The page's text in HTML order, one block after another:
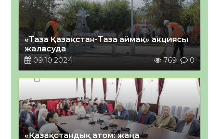
«Таза Қазақстан-Таза аймақ» акциясы
жалғасуда
09.10.2024
769 0
«Қазақстандық атом: жаңа